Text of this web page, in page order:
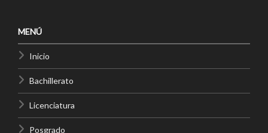
MENÚ
Inicio
Bachillerato
Licenciatura
Posgrado